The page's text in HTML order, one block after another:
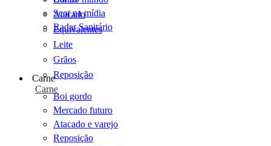
Scot na mídia
Radar Sanitário
Atacado
Equivalentes
Leite
Grãos
Reposição
Carne
Carne
Boi gordo
Mercado futuro
Atacado e varejo
Reposição